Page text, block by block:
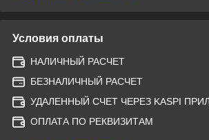
Условия оплаты
НАЛИЧНЫЙ РАСЧЕТ
БЕЗНАЛИЧНЫЙ РАСЧЕТ
УДАЛЕННЫЙ СЧЕТ ЧЕРЕЗ KASPI
ОПЛАТА ПО РЕКВИЗИТАМ